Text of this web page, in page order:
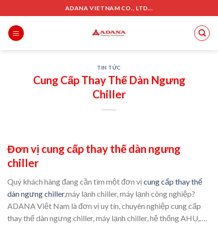
to
content
ADANA VIETNAM CO., LTD...
TIN TỨC
Cung Cấp Thay Thế Dàn Ngưng
Chiller
Đơn vị cung cấp thay thế dàn ngưng
chiller
Quý khách hàng đang cần tìm một đơn vị cung cấp thay thế
dàn ngưng chiller,máy lạnh chiller, máy lạnh công nghiệp?
ADANA Việt Nam là đơn vị uy tín, chuyên nghiệp cung cấp
thay thế dàn ngưng chiller, máy lạnh chiller, hệ thống AHU,….